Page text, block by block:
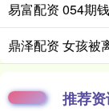
易富配资 054期
推荐